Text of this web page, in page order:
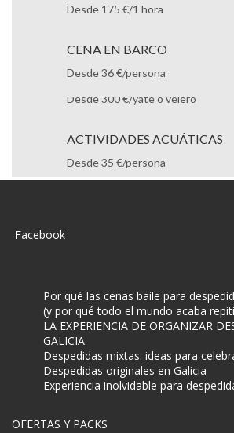
BEAUTY PARTY
Desde 175 €/1 hora
ALQUILER DE BARCOS
Desde 300 €/yate o velero
PAINTBALL
CENA EN BARCO
Desde 36 €/persona
ACTIVIDADES ACUÁTICAS
Desde 35 €/persona
RUTA EN SEDWAYS
Desde 10 €/persona
Facebook
Por qué las cenas baile para
(y por qué todo el mundo acaba
LA EXPERIENCIA DE ORGANIZAR
GALICIA
Despedidas mixtas: ideas para
Despedidas originales en Galicia
Experiencia inolvidable para
OFERTAS Y PACKS